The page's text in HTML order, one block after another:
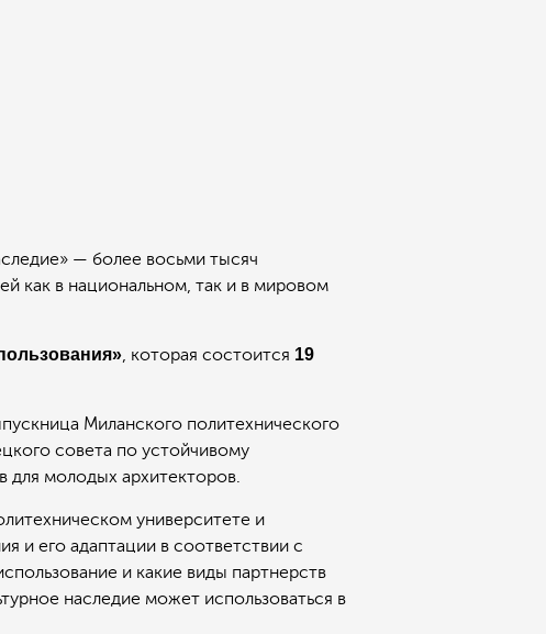
— более восьми тысяч
как в национальном, так и в мировом
, которая состоится 19
Миланского политехнического
совета по устойчивому
для молодых архитекторов.
университете и
и его адаптации в соответствии с
и какие виды партнерств
наследие может использоваться в